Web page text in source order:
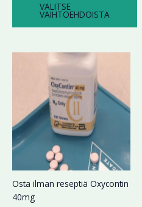
VALITSE
VAIHTOEHDOISTA
Osta ilman reseptiä Oxycontin
40mg
Hintaluokka:
174,78 €
354,73 €
useampi
muunnelma.
Voit
tehdä
valinnat
sivulla.